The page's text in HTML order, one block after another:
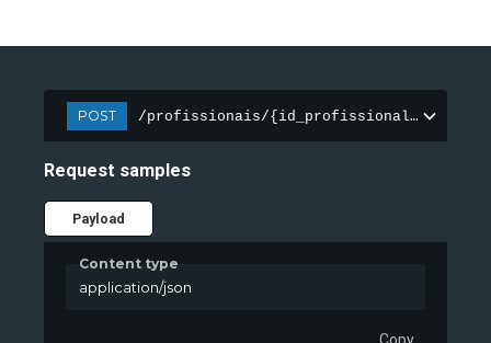
POST /profissionais/{id_profissional}/
Request samples
Payload
Content type
application/json